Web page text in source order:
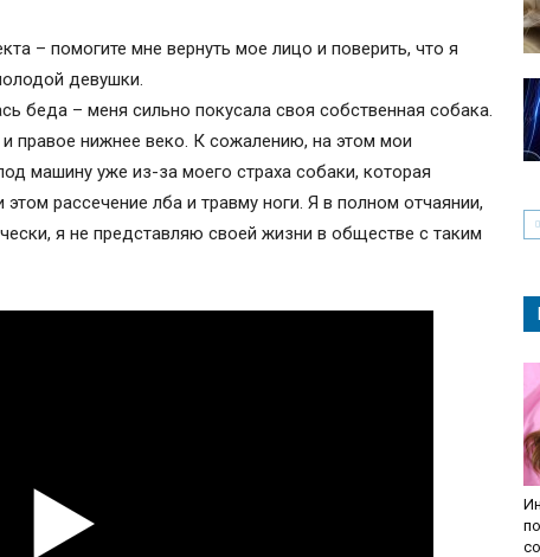
– помогите мне вернуть мое лицо и поверить, что я
девушки.
беда – меня сильно покусала своя собственная собака.
правое нижнее веко. К сожалению, на этом мои
машину уже из-за моего страха собаки, которая
рассечение лба и травму ноги. Я в полном отчаянии,
я не представляю своей жизни в обществе с таким